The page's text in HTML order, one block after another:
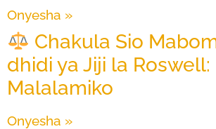
Onyesha »
Chakula Sio
dhidi ya Jiji la Roswell:
Malalamiko
Onyesha »